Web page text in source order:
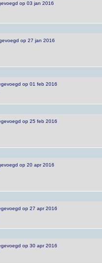
op 03 jan 2016
op 27 jan 2016
op 01 feb 2016
op 25 feb 2016
op 20 apr 2016
op 27 apr 2016
op 30 apr 2016